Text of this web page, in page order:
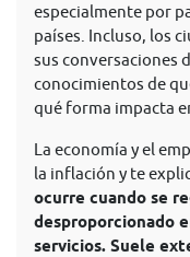
especialmente por
países. Incluso, los
sus conversaciones
conocimientos de
qué forma impacta
La economía y el
la inflación y te
ocurre cuando se
desproporcionado
servicios. Suele